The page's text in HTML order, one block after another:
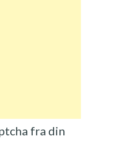
fra din